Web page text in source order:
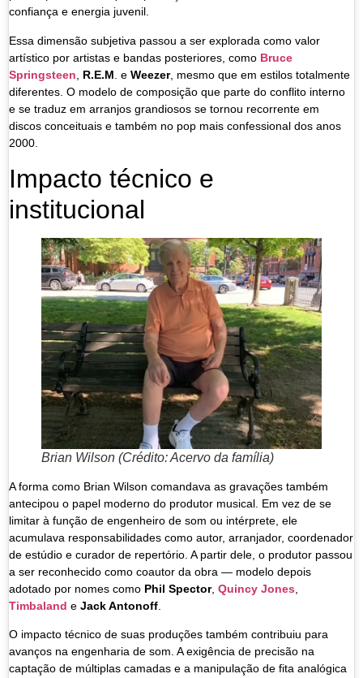
confiança e energia juvenil.
Essa dimensão subjetiva passou a ser explorada como valor
artístico por artistas e bandas posteriores, como Bruce
Springsteen
R.E.M . e Weezer, mesmo que em estilos totalmente
diferentes. O modelo de composição que parte do conflito interno
e se traduz em arranjos grandiosos se tornou recorrente em
discos conceituais e também no pop mais confessional dos anos
2000.
Impacto técnico e
institucional
Brian Wilson (Crédito: Acervo da família)
A forma como Brian Wilson comandava as gravações também
antecipou o papel moderno do produtor musical. Em vez de se
limitar à função de engenheiro de som ou intérprete, ele
acumulava responsabilidades como autor, arranjador, coordenador
de estúdio e curador de repertório. A partir dele, o produtor passou
a ser reconhecido como coautor da obra — modelo depois
adotado por nomes como Phil Spector, Quincy Jones
Timbaland e Jack Antonoff
O impacto técnico de suas produções também contribuiu para
avanços na engenharia de som. A exigência de precisão na
captação de múltiplas camadas e a manipulação de fita analógica